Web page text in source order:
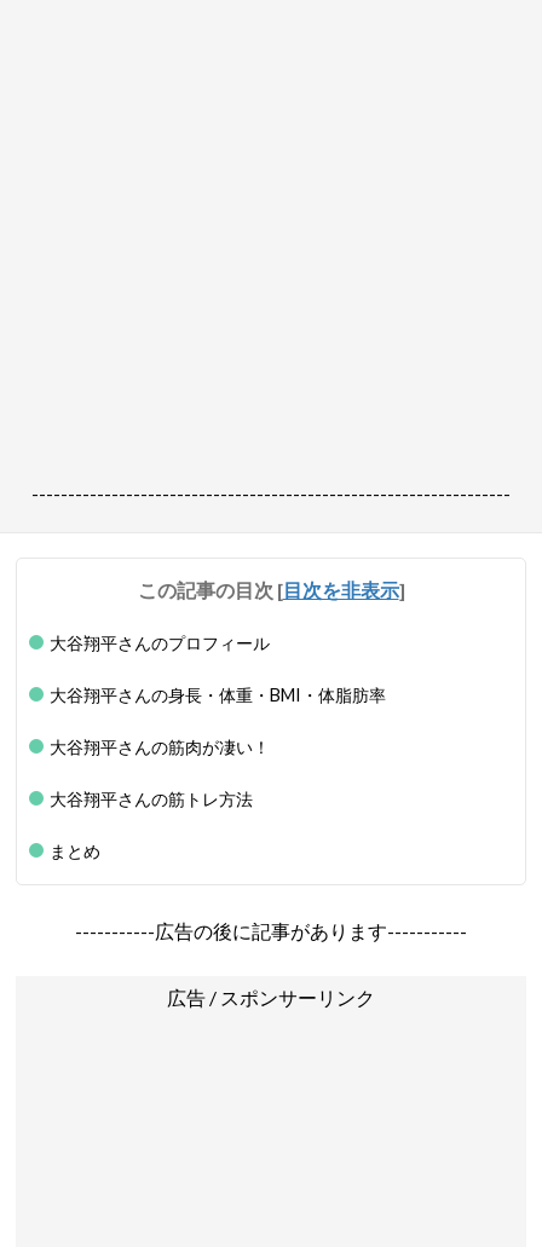
------------------------------------------------------------------
この記事の目次 [目次を非表示]
大谷翔平さんのプロフィール
大谷翔平さんの身長・体重・BMI・体脂肪率
大谷翔平さんの筋肉が凄い！
大谷翔平さんの筋トレ方法
まとめ
-----------広告の後に記事があります-----------
広告 / スポンサーリンク